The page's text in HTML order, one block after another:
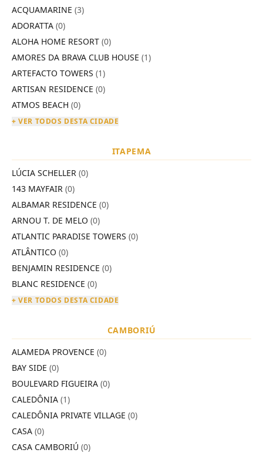
ACQUAMARINE (3)
ADORATTA (0)
ALOHA HOME RESORT (0)
AMORES DA BRAVA CLUB HOUSE (1)
ARTEFACTO TOWERS (1)
ARTISAN RESIDENCE (0)
ATMOS BEACH (0)
+ VER TODOS DESTA CIDADE
ITAPEMA
LÚCIA SCHELLER (0)
143 MAYFAIR (0)
ALBAMAR RESIDENCE (0)
ARNOU T. DE MELO (0)
ATLANTIC PARADISE TOWERS (0)
ATLÂNTICO (0)
BENJAMIN RESIDENCE (0)
BLANC RESIDENCE (0)
+ VER TODOS DESTA CIDADE
CAMBORIÚ
ALAMEDA PROVENCE (0)
BAY SIDE (0)
BOULEVARD FIGUEIRA (0)
CALEDÔNIA (1)
CALEDÔNIA PRIVATE VILLAGE (0)
CASA (0)
CASA CAMBORIÚ (0)